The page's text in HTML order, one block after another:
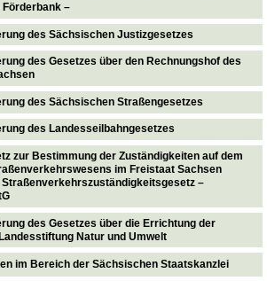
–
des Sächsischen Justizgesetzes
des Gesetzes über den Rechnungshof des
des Sächsischen Straßengesetzes
des Landesseilbahngesetzes
zur Bestimmung der Zuständigkeiten auf dem
im Freistaat Sachsen
–
des Gesetzes über die Errichtung der
Natur und Umwelt
im Bereich der Sächsischen Staatskanzlei